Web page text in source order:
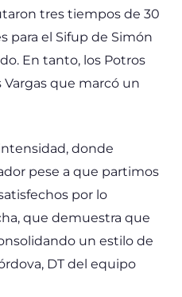
tres tiempos de 30
para el Sifup de Simón
En tanto, los Potros
Vargas que marcó un
donde
pese a que partimos
por lo
que demuestra que
un estilo de
DT del equipo